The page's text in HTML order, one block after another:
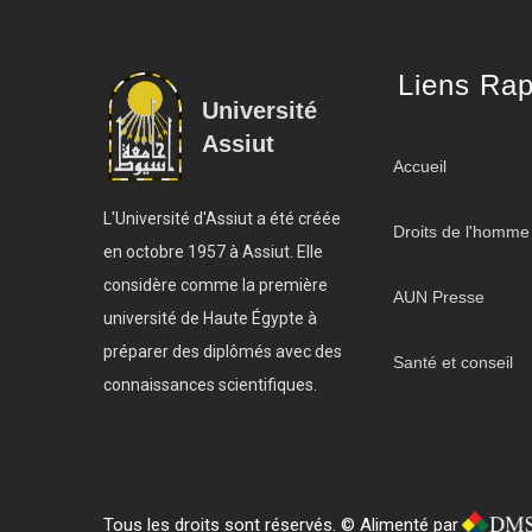
Université
Assiut
L'Université d'Assiut a été créée
en octobre 1957 à Assiut. Elle
considère comme la première
université de Haute Égypte à
préparer des diplômés avec des
connaissances scientifiques.
Liens
Accueil
Droits de l'homme
AUN Presse
Santé et conseil
Tous les droits sont réservés. © Alimenté par